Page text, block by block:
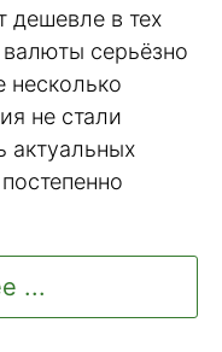
дешевле в тех
серьёзно
несколько
не стали
актуальных
...